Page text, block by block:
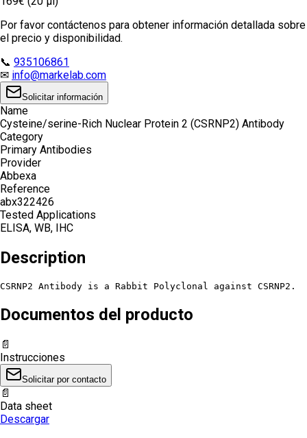
Por favor contáctenos para obtener información detallada sobre
el precio y disponibilidad.
📞 935106861
✉ info@markelab.com
Solicitar información
Name
Cysteine/serine-Rich Nuclear Protein 2 (CSRNP2) Antibody
Category
Primary Antibodies
Provider
Abbexa
Reference
abx322426
Tested Applications
ELISA, WB, IHC
Description
CSRNP2 Antibody is a Rabbit Polyclonal against CSRNP2.
Documentos del producto
📄
Instrucciones
Solicitar por contacto
📄
Data sheet
Descargar